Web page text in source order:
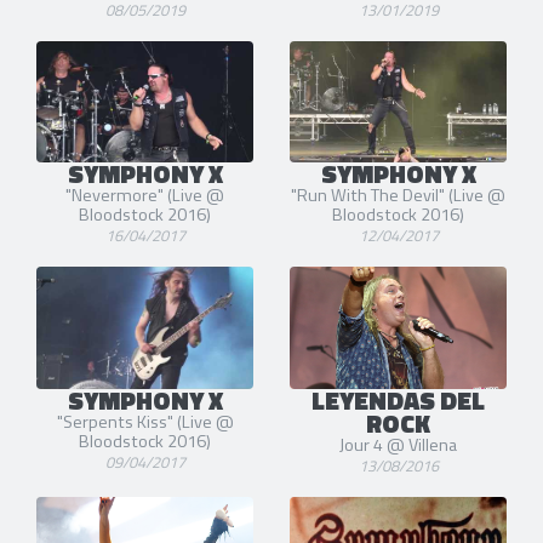
08/05/2019 13/01/2019
SYMPHONY X
"Nevermore" (Live @
Bloodstock 2016)
16/04/2017
SYMPHONY X
"Run With The Devil" (Live @
Bloodstock 2016)
12/04/2017
SYMPHONY X
"Serpents Kiss" (Live @
Bloodstock 2016)
09/04/2017
LEYENDAS DEL
ROCK
Jour 4 @ Villena
13/08/2016